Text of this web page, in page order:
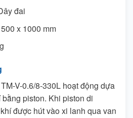
đai
x 1000 mm
V-0.6/8-330L hoạt động dựa
piston. Khi piston di
được hút vào xi lanh qua van